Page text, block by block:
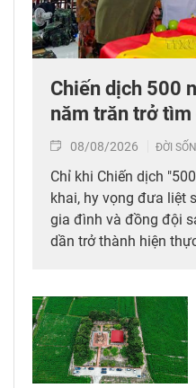
Chiến dịch 500
năm trăn trở
08/08/2026 ĐỜI
Chỉ khi Chiến dịch
khai, hy vọng đưa liệt
gia đình và đồng đội
dần trở thành hiện